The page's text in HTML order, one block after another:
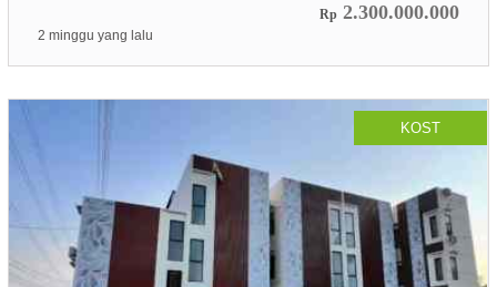
Rp 2.300.000.000
2 minggu yang lalu
KOST